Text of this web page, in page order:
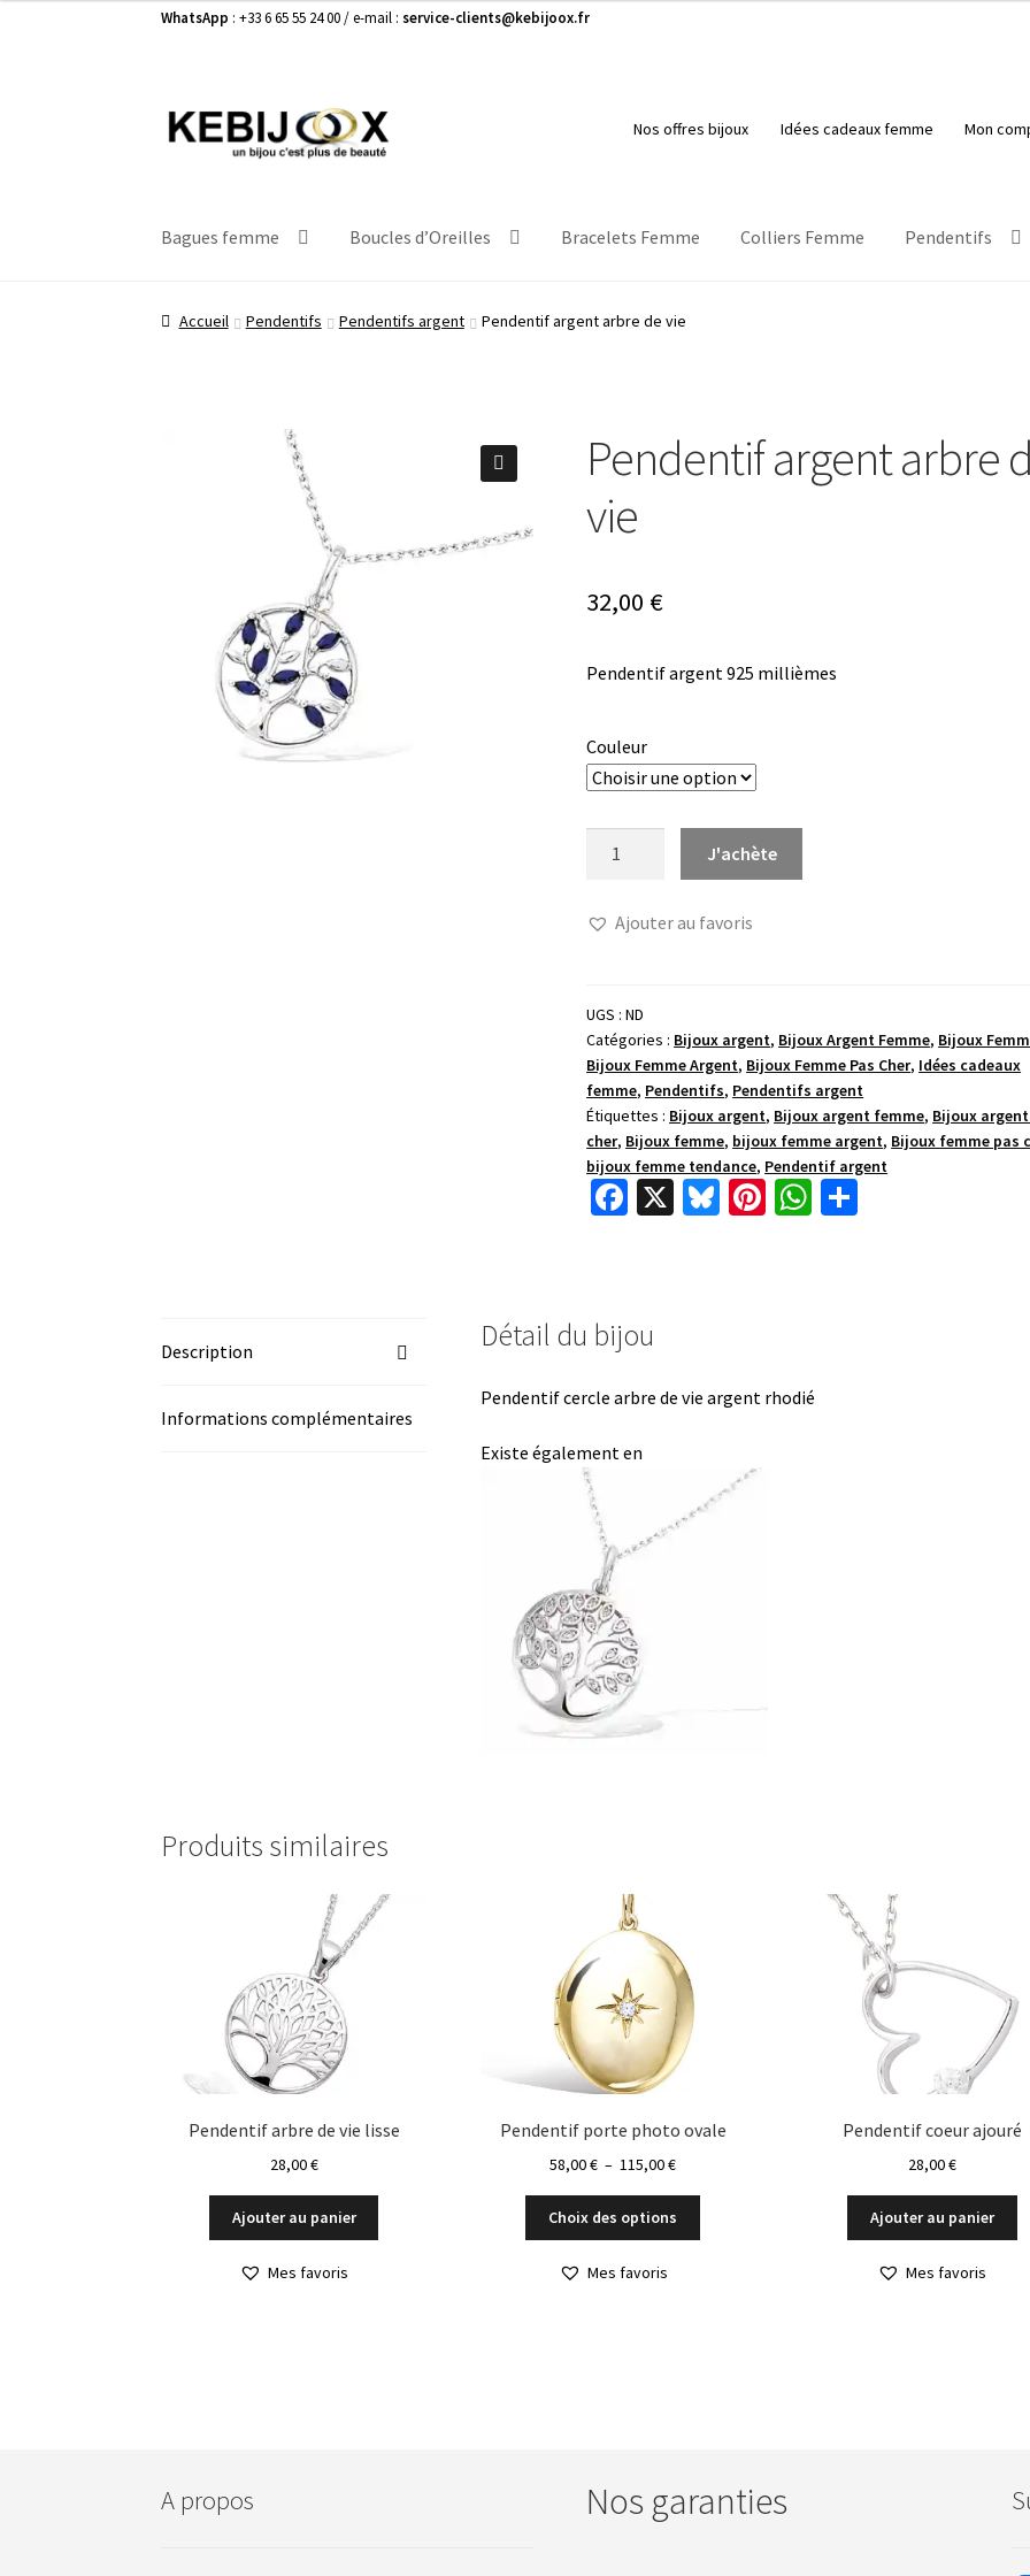
WhatsApp : +33 6 65 55 24 00 / e-mail :service-clients@kebijoox.fr
Aller
à
Aller
au
Nos offres bijoux Idées cadeaux femme Mon
Bagues femme Boucles d’Oreilles Bracelets Femme Colliers Femme Pendentifs
Accueil Pendentifs Pendentifs argent Pendentif argent arbre de vie
Pendentif argent arbre
vie
32,00 €
Pendentif argent 925 millièmes
Couleur
argent
vie
J'achète
Ajouter au favoris
UGS :ND
Catégories : Bijoux argent, Bijoux Argent Femme, Bijoux
Bijoux Femme Argent, Bijoux Femme Pas Cher, Idées cadeaux
femme, Pendentifs, Pendentifs argent
Étiquettes : Bijoux argent, Bijoux argent femme, Bijoux
cher, Bijoux femme, bijoux femme argent, Bijoux femme pas
bijoux femme tendance, Pendentif argent
Fa
o
k
X
Bl Pi W
p
Description
Informations complémentaires
Détail du bijou
Pendentif cercle arbre de vie argent rhodié
Existe également en
Produits similaires
Pendentif arbre de vie lisse
28,00€
Ajouter au panier
Mes favoris
Pendentif porte photo ovale
58,00€ – 115,00€Plage
prix :
58,00 €
Choix des options
page
Mes favoris
Pendentif coeur ajouré
28,00€
Ajouter au panier
Mes favoris
A propos Nos garanties